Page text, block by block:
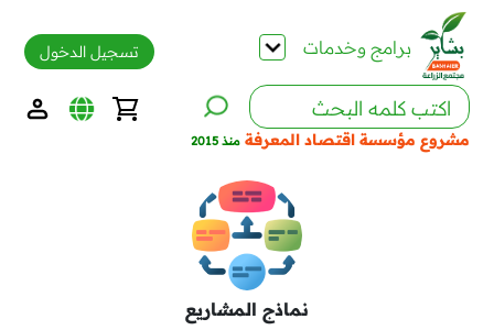
برامج وخدمات
مشروع مؤسسة اقتصاد المعرفة منذ 2015
تسجيل الدخول
نماذج المشاريع